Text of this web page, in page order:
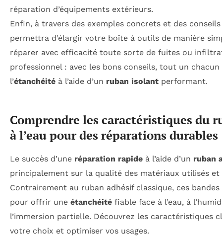
réparation d’équipements extérieurs.
Enfin, à travers des exemples concrets et des
permettra d’élargir votre boîte à outils de manière
réparer avec efficacité toute sorte de fuites ou
professionnel : avec les bons conseils, tout un
l’étanchéité à l’aide d’un ruban isolant performant.
Comprendre les caractéristiques du
à l’eau pour des réparations durables
Le succès d’une réparation rapide à l’aide d’un ruban
principalement sur la qualité des matériaux utilisés
Contrairement au ruban adhésif classique, ces
pour offrir une étanchéité fiable face à l’eau, à
l’immersion partielle. Découvrez les caractéristiques
votre choix et optimiser vos usages.